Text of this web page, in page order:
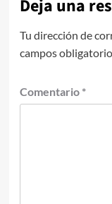
Deja una
Tu dirección de
campos
Comentario *